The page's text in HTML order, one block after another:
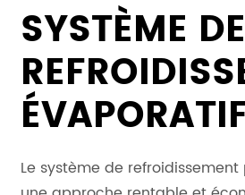
SYSTÈME DE
Le système de